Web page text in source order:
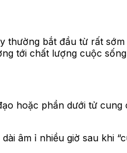
thường bắt đầu từ rất
tới chất lượng cuộc
hoặc phần dưới tử
âm ỉ nhiều giờ sau khi